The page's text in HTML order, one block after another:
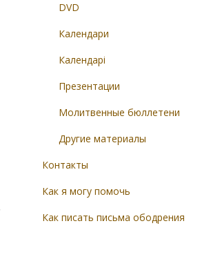
DVD
Календари
Календарі
Презентации
Молитвенные бюллетени
Другие материалы
Контакты
Как я могу помочь
Как писать письма ободрения